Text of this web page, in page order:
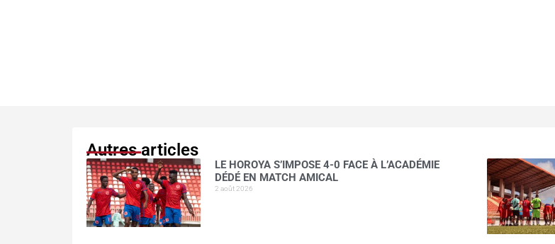
Autres articles
LE HOROYA S’IMPOSE 4-0 FACE À L’ACADÉMIE
DÉDÉ EN MATCH AMICAL
2 août 2026